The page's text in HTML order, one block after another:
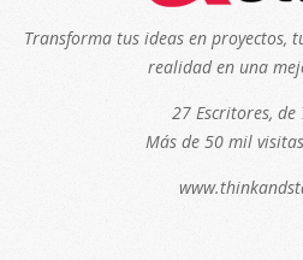
Transforma tus ideas en proyectos,
realidad en una
27 Escritores, de
Más de 50 mil